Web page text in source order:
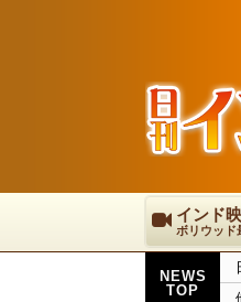
インド
ボリウッド
NEWS
TOP